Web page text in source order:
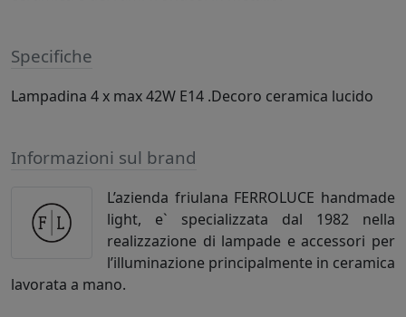
Specifiche
Lampadina 4 x max 42W E14 .Decoro ceramica lucido
Informazioni sul brand
L’azienda friulana FERROLUCE handmade
light, e` specializzata dal 1982 nella
realizzazione di lampade e accessori per
l’illuminazione principalmente in ceramica
lavorata a mano.